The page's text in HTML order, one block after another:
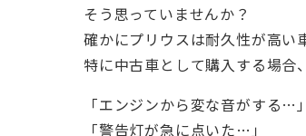
そう思っていませんか？
確かにプリウスは耐久性が高い
特に中古車として購入する場合
「エンジンから変な音がする…」
「警告灯が急に点いた…」